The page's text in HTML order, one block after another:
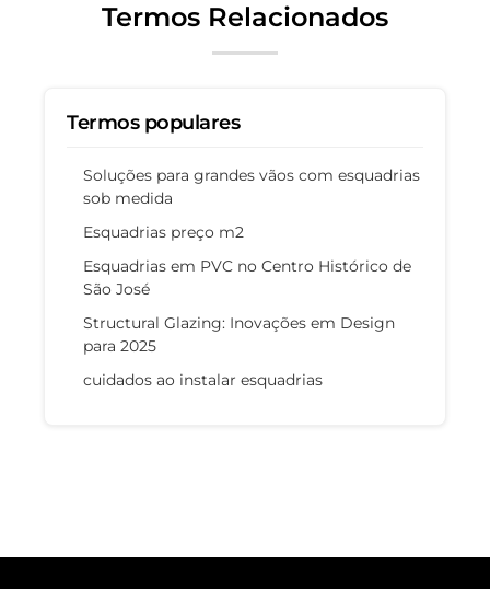
Termos Relacionados
Termos populares
Soluções para grandes vãos com esquadrias
sob medida
Esquadrias preço m2
Esquadrias em PVC no Centro Histórico de
São José
Structural Glazing: Inovações em Design
para 2025
cuidados ao instalar esquadrias